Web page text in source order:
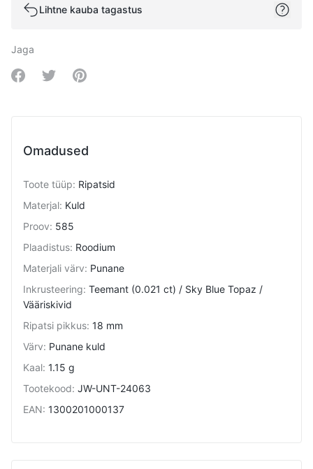
Lihtne kauba tagastus
Jaga
Share on Facebook
Share on Twitter
Share on Pinterest
Omadused
Toote tüüp: Ripatsid
Materjal: Kuld
Proov: 585
Plaadistus: Roodium
Materjali värv: Punane
Inkrusteering: Teemant (0.021 ct) / Sky Blue Topaz /
Vääriskivid
Ripatsi pikkus: 18 mm
Värv: Punane kuld
Kaal: 1.15 g
Tootekood: JW-UNT-24063
EAN: 1300201000137